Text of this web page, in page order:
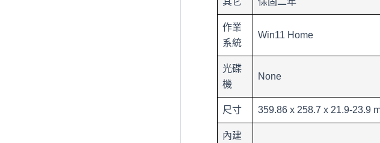
作業
系統
Win11 Home
光碟
機
None
尺寸 359.86 x 258.7 x 21.9-23.9
內建